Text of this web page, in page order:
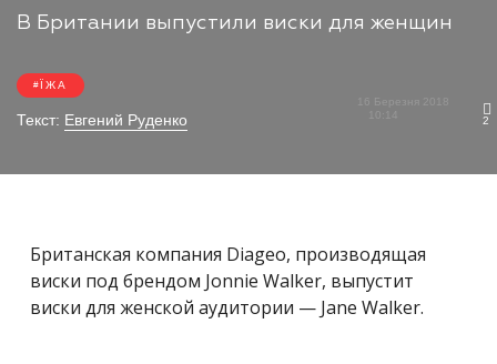
В Британии выпустили виски для женщин
ЇЖА
Текст: Евгений Руденко
16 Березня 2018
2
Британская компания Diageo, производящая
виски под брендом Jonnie Walker, выпустит
виски для женской аудитории — Jane Walker.